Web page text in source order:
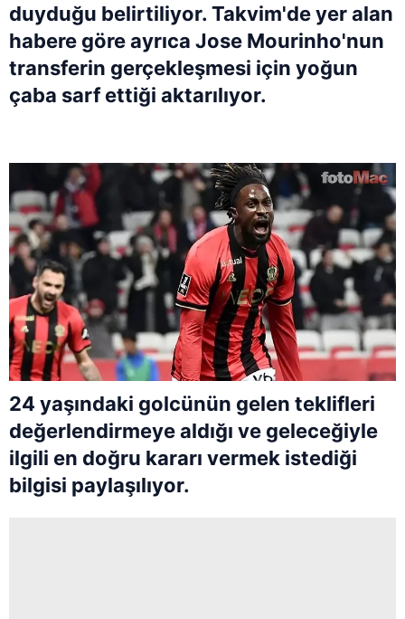
duyduğu belirtiliyor. Takvim'de yer alan
habere göre ayrıca Jose Mourinho'nun
transferin gerçekleşmesi için yoğun
çaba sarf ettiği aktarılıyor.
24 yaşındaki golcünün gelen teklifleri
değerlendirmeye aldığı ve geleceğiyle
ilgili en doğru kararı vermek istediği
bilgisi paylaşılıyor.